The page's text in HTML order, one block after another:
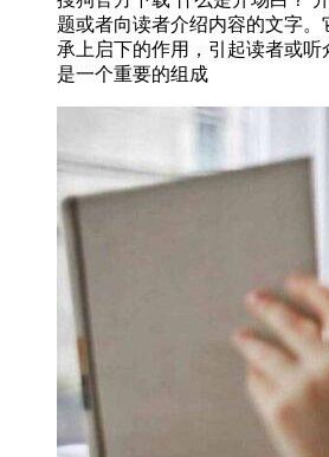
题或者向读者介绍内容的文字。
承上启下的作用，引起读者或
是一个重要的组成